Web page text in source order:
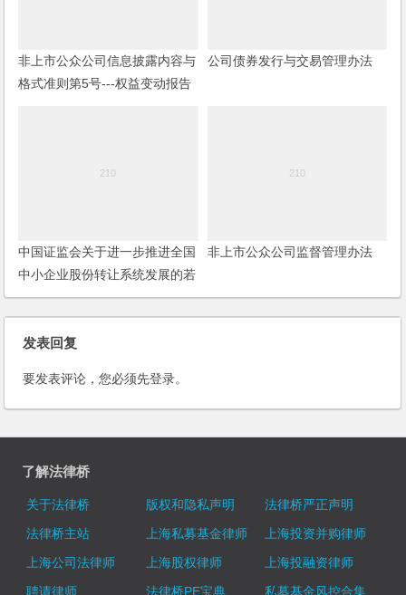
非上市公众公司信息披露内容与
格式准则第5号---权益变动报告
公司债券发行与交易管理办法
中国证监会关于进一步推进全国
中小企业股份转让系统发展的若
干意见
非上市公众公司监督管理办法
发表回复
要发表评论，您必须先登录。
了解法律桥
关于法律桥 版权和隐私声明
法律桥严正声明
法律桥主站
上海私募基金律师
上海投资并购律师
上海公司法律师
上海股权律师
上海投融资律师
聘请律师
法律桥PE宝典
私募基金风控合集